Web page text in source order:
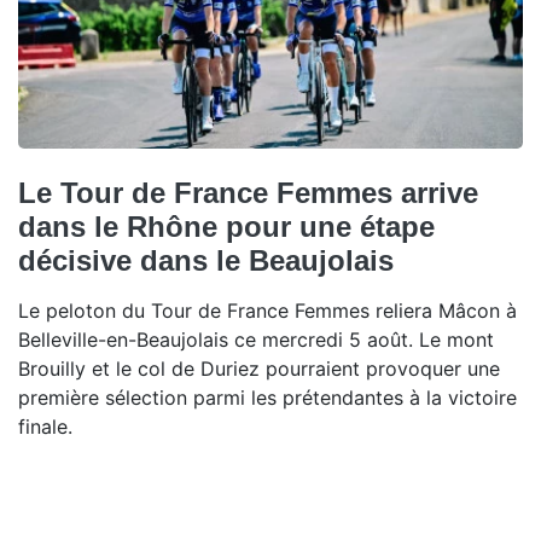
Le Tour de France Femmes arrive
dans le Rhône pour une étape
décisive dans le Beaujolais
Le peloton du Tour de France Femmes reliera Mâcon à
Belleville-en-Beaujolais ce mercredi 5 août. Le mont
Brouilly et le col de Duriez pourraient provoquer une
première sélection parmi les prétendantes à la victoire
finale.